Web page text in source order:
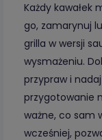
Każdy kawałek
go, zamarynuj
grilla w wersji
wysmażeniu.
przypraw i
przygotowanie
ważne, co sam
wcześniej,